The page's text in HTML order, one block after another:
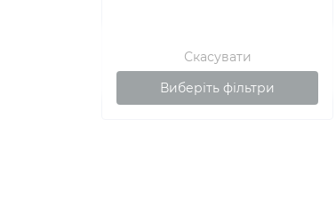
Скасувати
Виберіть фільтри